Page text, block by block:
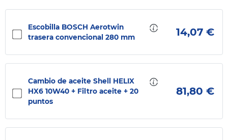
Escobilla BOSCH Aerotwin
trasera convencional 280 mm
14,07 €
Cambio de aceite Shell HELIX
HX6 10W40 + Filtro aceite + 20
puntos
81,80 €